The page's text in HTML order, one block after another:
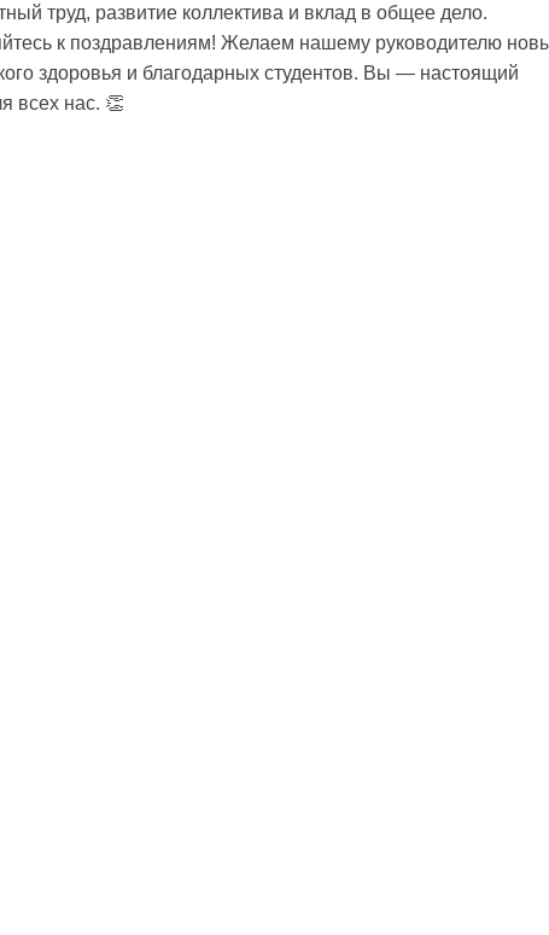
труд, развитие коллектива и вклад в общее дело.
к поздравлениям! Желаем нашему руководителю
здоровья и благодарных студентов. Вы — настоящий
всех нас. 👏